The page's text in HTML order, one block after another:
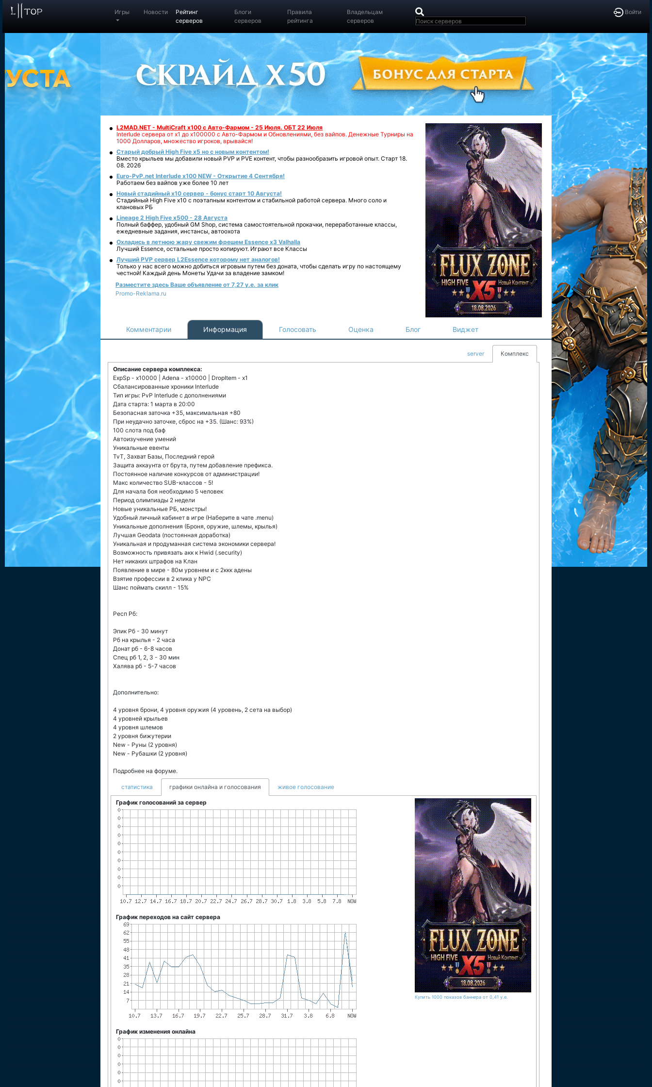
Войти
Игры Новости
Рейтинг
серверов
Блоги
серверов
Правила
рейтинга
Владельцам
серверов
L2MAD.NET - MultiCraft x100 с Авто-Фармом - 25 Июля. ОБТ 22 Июля
Interlude сервера от х1 до х100000 с Авто-Фармом и Обновлениями, без вайпов. Денежные Турниры на
1000 Долларов, множество игроков, врывайся!
Старый добрый High Five x5 но с новым контентом!
Вместо крыльев мы добавили новый PVP и PVE контент, чтобы разнообразить игровой опыт. Старт 18.
08. 2026
Euro-PvP.net Interlude х100 NEW - Открытие 4 Сентября!
Работаем без вайпов уже более 10 лет
Новый стадийный х10 сервер - бонус старт 10 Августа!
Стадийный High Five x10 с поэтапным контентом и стабильной работой сервера. Много соло и
клановых РБ
Lineage 2 High Five x500 - 28 Августа
Полный баффер, удобный GM Shop, система самостоятельной прокачки, переработанные классы,
ежедневные задания, инстансы, автоохота
Охладись в летнюю жару свежим фрешем Essence x3 Valhalla
Лучший Essence, остальные просто копируют. Играют все Классы
Лучший PVP сервер L2Essence которому нет аналогов!
Только у нас всего можно добиться игровым путем без доната, чтобы сделать игру по настоящему
честной! Каждый день Монеты Удачи за владение замком!
Разместите здесь Ваше объявление от 7,27 у.е. за клик
Promo-Reklama.ru
Комментарии Информация Голосовать Оценка Блог Виджет
server Комплекс
Описание сервера комплекса:
ExpSp - x10000 | Adena - x10000 | DropItem - x1
Сбалансированные хроники Interlude
Тип игры: PvP Interlude c дополнениями
Дата старта: 1 марта в 20:00
Безопасная заточка +35, максимальная +80
При неудачно заточке, сброс на +35. (Шанс: 93%)
100 слота под баф
Автоизучение умений
Уникальные евенты
TvT, Захват Базы, Последний герой
Защита аккаунта от брута, путем добавление префикса.
Постоянное наличие конкурсов от администрации!
Макс количество SUB-классов - 5!
Для начала боя необходимо 5 человек
Период олимпиады 2 недели
Новые уникальные РБ, монстры!
Удобный личный кабинет в игре (Наберите в чате .menu)
Уникальные дополнения (Броня, оружие, шлемы, крылья)
Лучшая Geodata (постоянная доработка)
Уникальная и продуманная система экономики сервера!
Возможность привязать акк к Hwid (.security)
Нет никаких штрафов на Клан
Появление в мире - 80м уровнем и с 2ккк адены
Взятие профессии в 2 клика у NPC
Шанс поймать скилл - 15%
Респ Рб:
Эпик Рб - 30 минут
Рб на крылья - 2 часа
Донат рб - 6-8 часов
Спец рб 1, 2, 3 - 30 мин
Халява рб - 5-7 часов
Дополнительно:
4 уровня брони, 4 уровня оружия (4 уровень, 2 сета на выбор)
4 уровней крыльев
4 уровня шлемов
2 уровня бижутерии
New - Руны (2 уровня)
New - Рубашки (2 уровня)
Подробнее на форуме.
статистика графики онлайна и голосования живое голосование
Купить 1000 показов баннера от 0,41 у.е.
График голосований за сервер
График переходов на сайт сервера
График изменения онлайна